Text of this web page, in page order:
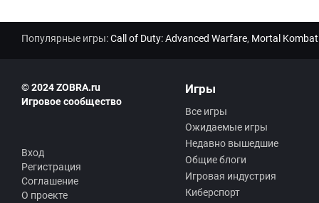
Популярные игры:Call of Duty: Advanced Warfare, Mortal
© 2024 ZOBRA.ru
Игровое сообщество
Вход
Регистрация
Соглашение
О проекте
Игры
Все игры
Ожидаемые игры
Недавно вышедшие
Общие блоги
Игровая индустрия
Киберспорт